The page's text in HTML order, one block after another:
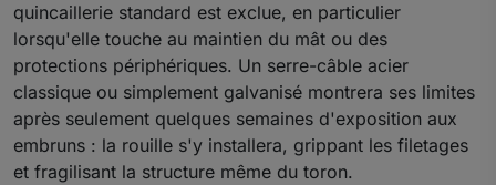
quincaillerie standard est exclue, en particulier
lorsqu'elle touche au maintien du mât ou des
protections périphériques. Un serre-câble acier
classique ou simplement galvanisé montrera ses limites
après seulement quelques semaines d'exposition aux
embruns : la rouille s'y installera, grippant les filetages
et fragilisant la structure même du toron.